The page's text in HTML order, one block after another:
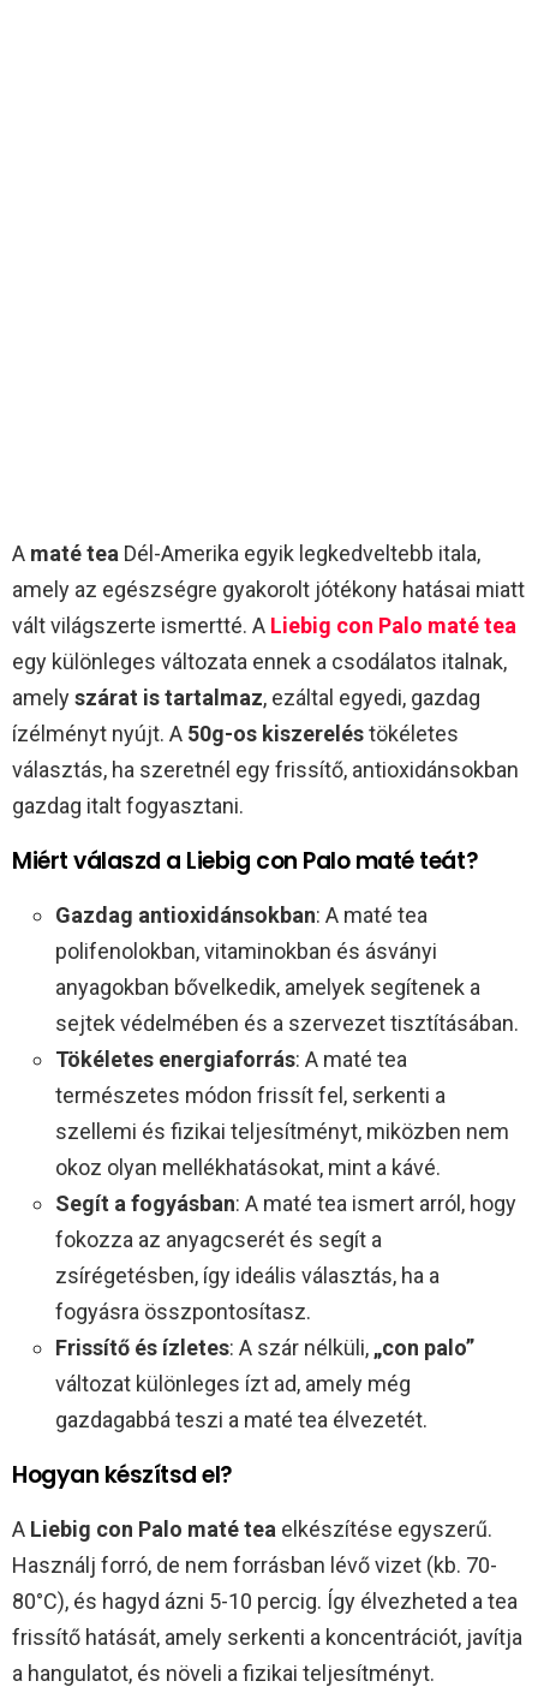
A maté tea Dél-Amerika egyik legkedveltebb itala,
amely az egészségre gyakorolt jótékony hatásai miatt
vált világszerte ismertté. A Liebig con Palo maté tea
egy különleges változata ennek a csodálatos italnak,
amelyszárat is tartalmaz, ezáltal egyedi, gazdag
ízélményt nyújt. A 50g-os kiszereléstökéletes
választás, ha szeretnél egy frissítő, antioxidánsokban
gazdag italt fogyasztani.
Miért válaszd a Liebig con Palo maté teát?
Gazdag antioxidánsokban: A maté tea
polifenolokban, vitaminokban és ásványi
anyagokban bővelkedik, amelyek segítenek a
sejtek védelmében és a szervezet tisztításában.
Tökéletes energiaforrás: A maté tea
természetes módon frissít fel, serkenti a
szellemi és fizikai teljesítményt, miközben nem
okoz olyan mellékhatásokat, mint a kávé.
Segít a fogyásban: A maté tea ismert arról, hogy
fokozza az anyagcserét és segít a
zsírégetésben, így ideális választás, ha a
fogyásra összpontosítasz.
Frissítő és ízletes: A szár nélküli, „con palo”
változat különleges ízt ad, amely még
gazdagabbá teszi a maté tea élvezetét.
Hogyan készítsd el?
A Liebig con Palo maté tea elkészítése egyszerű.
Használj forró, de nem forrásban lévő vizet (kb. 70-
80°C), és hagyd ázni 5-10 percig. Így élvezheted a tea
frissítő hatását, amely serkenti a koncentrációt, javítja
a hangulatot, és növeli a fizikai teljesítményt.